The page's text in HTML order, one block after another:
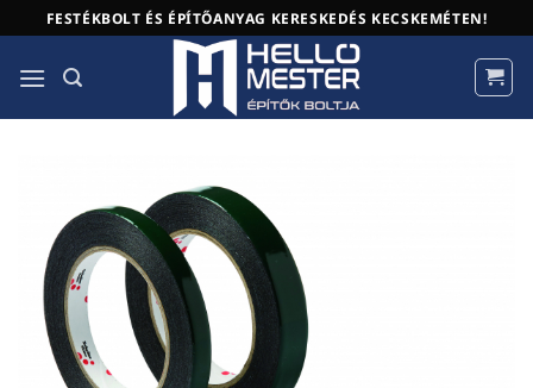
to
content
FESTÉKBOLT ÉS ÉPÍTŐANYAG KERESKEDÉS KECSKEMÉTEN!